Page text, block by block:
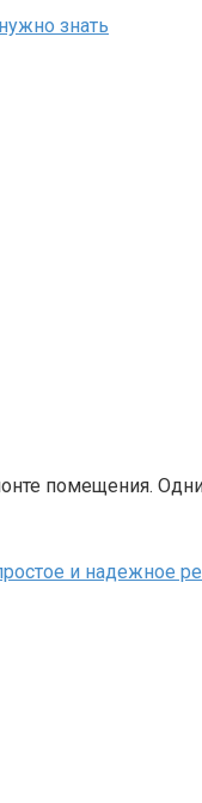
знать
помещения.
и надежное